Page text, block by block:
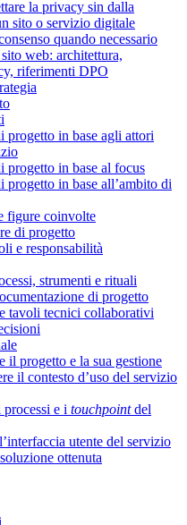
la privacy sin dalla
sito o servizio digitale
quando necessario
web: architettura,
riferimenti DPO
progetto in base agli attori
progetto in base al focus
in base all’ambito di
figure coinvolte
di progetto
e responsabilità
strumenti e rituali
di progetto
tavoli tecnici collaborativi
il progetto e la sua gestione
il contesto d’uso del servizio
e i touchpointdel
utente del servizio
ottenuta